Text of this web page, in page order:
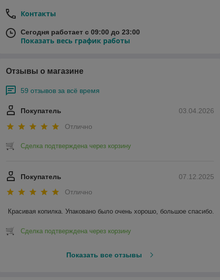
Контакты
Сегодня работает с 09:00 до 23:00
Показать весь график работы
Отзывы о магазине
59 отзывов за всё время
03.04.2026
Покупатель
Отлично
Сделка подтверждена через корзину
07.12.2025
Покупатель
Отлично
Красивая копилка. Упаковано было очень хорошо, большое спасибо.
Сделка подтверждена через корзину
Показать все отзывы